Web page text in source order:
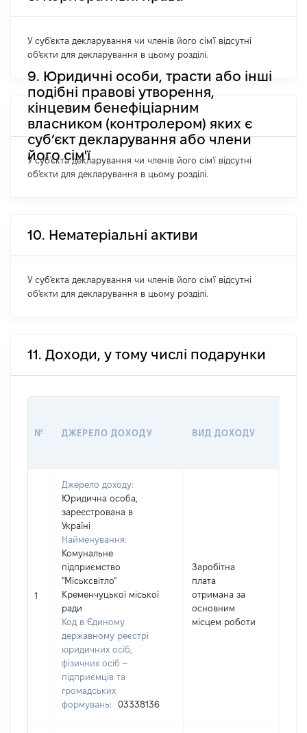
У суб'єкта декларування чи членів його сім'ї відсутні
об'єкти для декларування в цьому розділі.
9. Юридичні особи, трасти або інші
подібні правові утворення,
кінцевим бенефіціарним
власником (контролером) яких є
суб’єкт декларування або члени
його сім'ї
У суб'єкта декларування чи членів його сім'ї відсутні
об'єкти для декларування в цьому розділі.
10. Нематеріальні активи
У суб'єкта декларування чи членів його сім'ї відсутні
об'єкти для декларування в цьому розділі.
11. Доходи, у тому числі подарунки
№ ДЖЕРЕЛО ДОХОДУ ВИД ДОХОДУ
1
Джерело доходу:
Юридична особа,
зареєстрована в
Україні
Найменування:
Комунальне
підприємство
"Міськсвітло"
Кременчуцької міської
ради
Код в Єдиному
державному реєстрі
юридичних осіб,
фізичних осіб –
підприємців та
громадських
формувань:
03338136
Заробітна
плата
отримана за
основним
місцем роботи